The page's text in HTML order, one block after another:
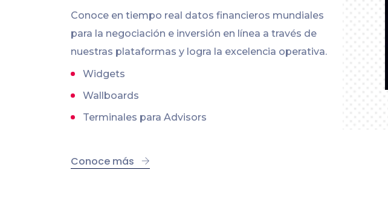
Conoce en tiempo real datos financieros mundiales
para la negociación e inversión en línea a través de
nuestras plataformas y logra la excelencia operativa.
Widgets
Wallboards
Terminales para Advisors
Conoce más